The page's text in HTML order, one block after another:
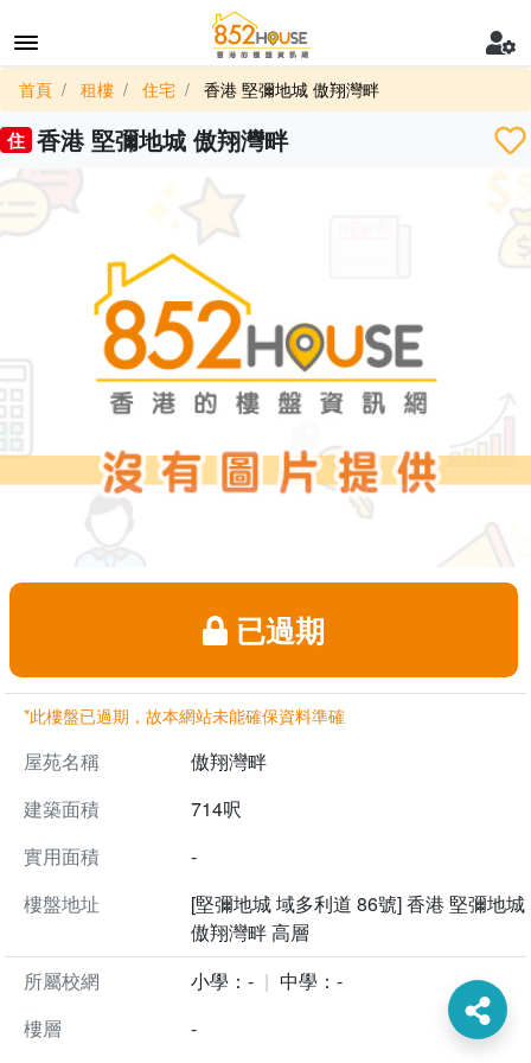
首頁 租樓 住宅 香港 堅彌地城 傲翔灣畔
住 香港 堅彌地城 傲翔灣畔
已過期
*此樓盤已過期，故本網站未能確保資料準確
屋苑名稱
傲翔灣畔
建築面積
714呎
實用面積
-
樓盤地址
[堅彌地城 域多利道 86號] 香港 堅彌地城
傲翔灣畔 高層
所屬校網
小學：-
中學：-
樓層
-